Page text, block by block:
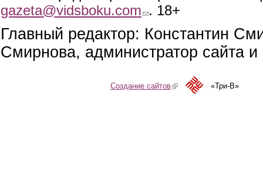
gazeta@vidsboku.com (link sends e-mail)
. 18+
Главный редактор: Константин
Смирнова, администратор сайта
Создание сайтов(link is external)«Три-В»